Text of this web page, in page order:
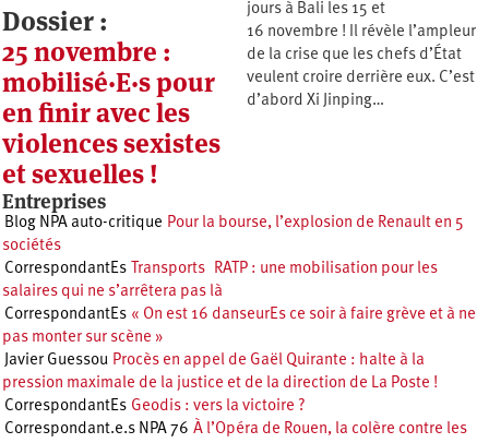
jours à Bali les 15 et
16 novembre ! Il révèle l’ampleur
de la crise que les chefs d’État
veulent croire derrière eux. C’est
d’abord Xi Jinping…
Dossier :
25 novembre :
mobilisé·E·s pour
en finir avec les
violences sexistes
et sexuelles !
Entreprises
Blog NPA auto-critique Pour la bourse, l’explosion de Renault en 5
sociétés
CorrespondantEs Transports RATP : une mobilisation pour les
salaires qui ne s’arrêtera pas là
CorrespondantEs « On est 16 danseurEs ce soir à faire grève et à ne
pas monter sur scène »
Javier Guessou Procès en appel de Gaël Quirante : halte à la
pression maximale de la justice et de la direction de La Poste !
CorrespondantEs Geodis : vers la victoire ?
Correspondant.e.s NPA 76 À l’Opéra de Rouen, la colère contre les